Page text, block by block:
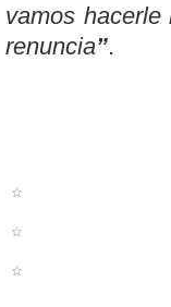
vamos
renuncia”.